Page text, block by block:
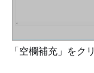
「空欄補充」をク